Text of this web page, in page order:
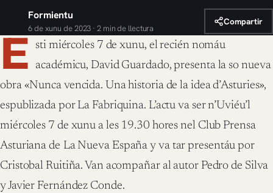
Formientu
6 de xunu de 2023 · 2 min de llectura
Compartir
E sti miércoles 7 de xunu, el recién nomáu
académicu, David Guardado, presenta la so nueva
obra «Nunca vencida. Una historia de la idea d’Asturies»,
espublizada por La Fabriquina. L’actu va ser n’Uviéu’l
miércoles 7 de xunu a les 19.30 hores nel Club Prensa
Asturiana de La Nueva España y va tar presentáu por
Cristobal Ruitiña. Van acompañar al autor Pedro de Silva
y Javier Fernández Conde.